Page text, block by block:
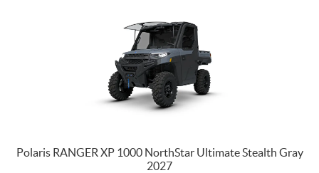
Polaris RANGER XP 1000 NorthStar Ultimate Stealth Gray
2027